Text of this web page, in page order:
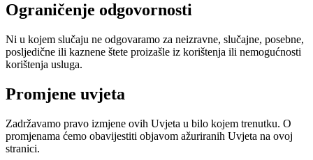
Ograničenje odgovornosti
Ni u kojem slučaju ne odgovaramo za neizravne, slučajne, posebne,
posljedične ili kaznene štete proizašle iz korištenja ili nemogućnosti
korištenja usluga.
Promjene uvjeta
Zadržavamo pravo izmjene ovih Uvjeta u bilo kojem trenutku. O
promjenama ćemo obavijestiti objavom ažuriranih Uvjeta na ovoj
stranici.